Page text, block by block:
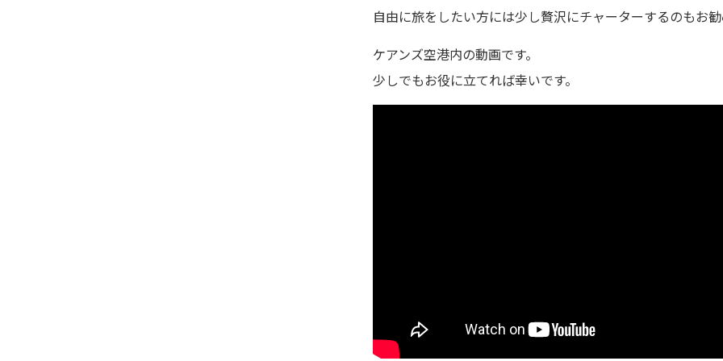
自由に旅をしたい方には少し贅沢にチャーターするのもお
ケアンズ空港内の動画です。
少しでもお役に立てれば幸いです。